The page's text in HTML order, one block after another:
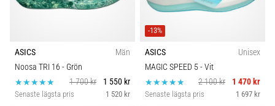
ASICS
Män
Noosa TRI 16 - Grön
1 700 kr
1 550 kr
Senaste lägsta pris 1 520 kr
-13%
ASICS
Unisex
MAGIC SPEED 5- Vit
2 100 kr
1 470 kr
Senaste lägsta pris 1 697 kr